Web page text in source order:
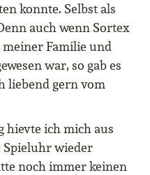
konnte. Selbst als
auch wenn Sortex
Familie und
war, so gab es
liebend gern vom
hievte ich mich aus
Spieluhr wieder
noch immer keinen